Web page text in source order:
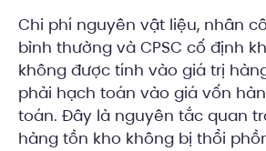
Chi phí nguyên vật liệu, nhân
bình thường và CPSC cố định
không được tính vào giá trị
phải hạch toán vào giá vốn
toán. Đây là nguyên tắc quan
hàng tồn kho không bị thổi